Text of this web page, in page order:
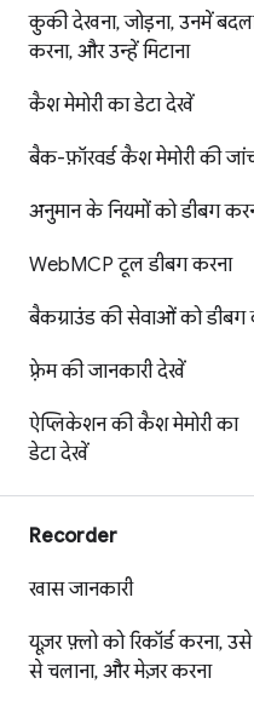
कुकी देखना,जोड़ना, उनमें
करना, और उन्हें मिटाना
कैश मेमोरी का डेटा देखें
बैक-फ़ॉरवर्ड कैश मेमोरी की
अनुमान के नियमों को डीबग
WebMCP टूल डीबग करना
बैकग्राउंड की सेवाओं को डीबग
फ़्रेम की जानकारी देखें
ऐप्लिकेशन की कैश मेमोरी का
डेटा देखें
Recorder
खास जानकारी
यूज़र फ़्लो को रिकॉर्ड करना, उसे
से चलाना, और मेज़र करना